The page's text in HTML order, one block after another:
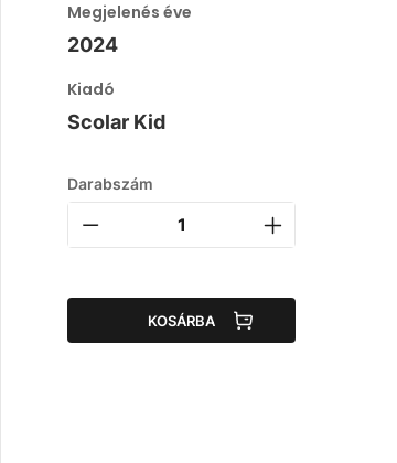
Megjelenés éve
2024
Kiadó
Scolar Kid
Darabszám
KOSÁRBA